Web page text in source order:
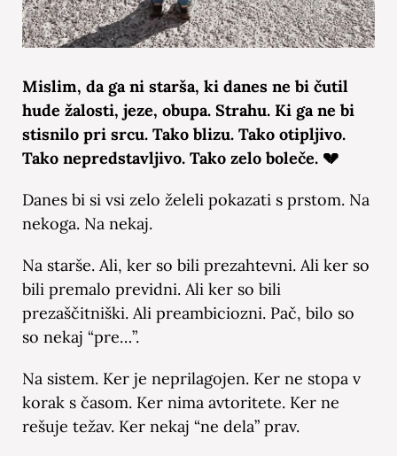
Mislim, da ga ni starša, ki danes ne bi čutil
hude žalosti, jeze, obupa. Strahu. Ki ga ne bi
stisnilo pri srcu. Tako blizu. Tako otipljivo.
Tako nepredstavljivo. Tako zelo boleče. 💔
Danes bi si vsi zelo želeli pokazati s prstom. Na
nekoga. Na nekaj.
Na starše. Ali, ker so bili prezahtevni. Ali ker so
bili premalo previdni. Ali ker so bili
prezaščitniški. Ali preambiciozni. Pač, bilo so
so nekaj “pre…”.
Na sistem. Ker je neprilagojen. Ker ne stopa v
korak s časom. Ker nima avtoritete. Ker ne
rešuje težav. Ker nekaj “ne dela” prav.